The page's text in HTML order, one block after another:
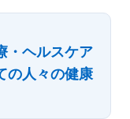
・ヘルスケア
の人々の健康